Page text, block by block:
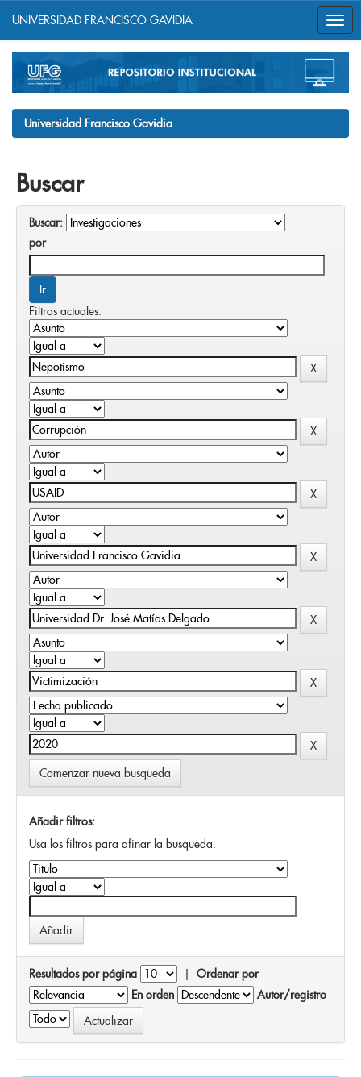
navigation
UNIVERSIDAD FRANCISCO GAVIDIA
Universidad Francisco Gavidia
Buscar
Buscar:
por
Filtros actuales:
Comenzar nueva busqueda
Añadir filtros:
Usa los filtros para afinar la busqueda.
Resultados por página | Ordenar por
En orden
Autor/registro